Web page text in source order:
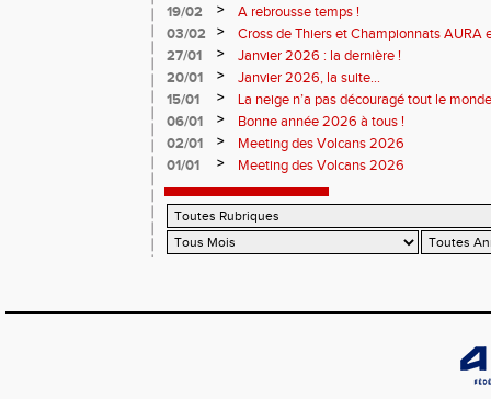
19/02
>
A rebrousse temps !
03/02
>
Cross de Thiers et Championnats AURA
27/01
>
Janvier 2026 : la dernière !
20/01
>
Janvier 2026, la suite...
15/01
>
La neige n’a pas découragé tout le
06/01
>
Bonne année 2026 à tous !
02/01
>
Meeting des Volcans 2026
01/01
> Meeting des Volcans 2026